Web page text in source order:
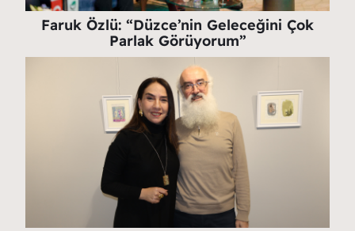
Faruk Özlü: “Düzce’nin Geleceğini Çok
Parlak Görüyorum”